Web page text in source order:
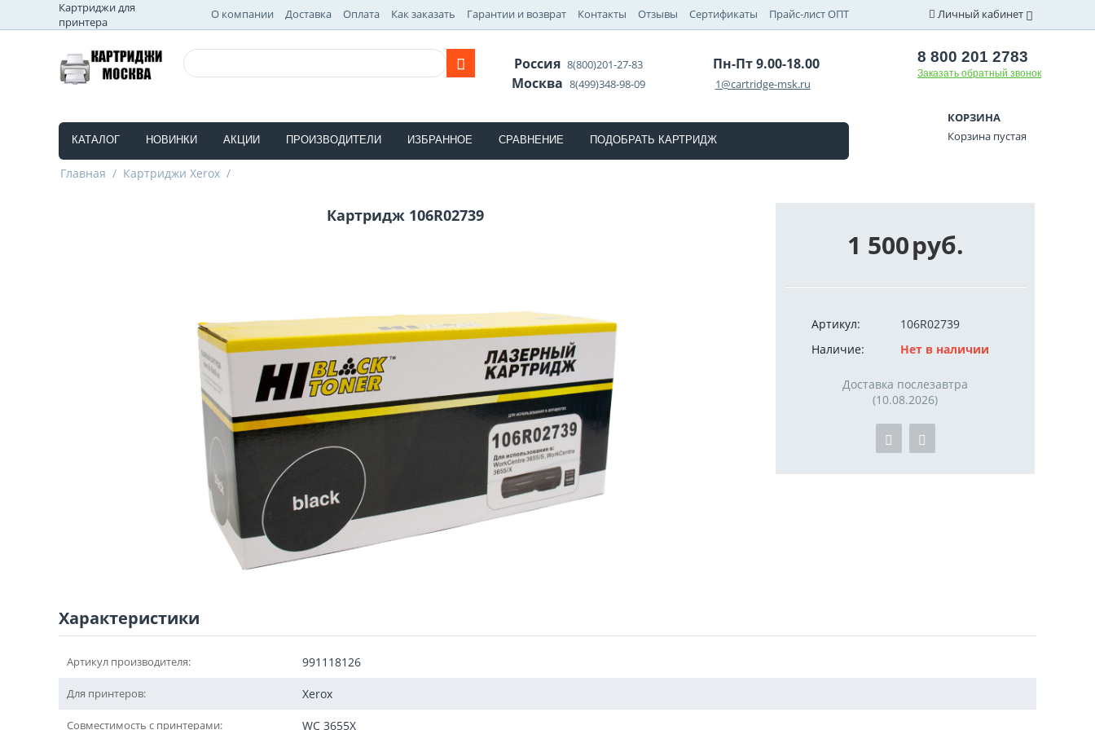
Картриджи для
принтера
О компании Доставка Оплата Как заказать Гарантии и возврат Контакты Отзывы Сертификаты Прайс-лист ОПТ Личный кабинет
Россия8(800)201-27-83
Москва8(499)348-98-09
Пн-Пт 9.00-18.00
1@cartridge-msk.ru
8 800 201 2783
Заказать обратный звонок
КАТАЛОГ НОВИНКИ АКЦИИ ПРОИЗВОДИТЕЛИ ИЗБРАННОЕ СРАВНЕНИЕ ПОДОБРАТЬ КАРТРИДЖ
КОРЗИНА
Корзина пустая
Главная / Картриджи Xerox /
Картридж 106R02739
1 500руб.
Артикул:
106R02739
Наличие:
Нет в наличии
Доставка послезавтра
(10.08.2026)
Характеристики
Артикул производителя: 991118126
Для принтеров: Xerox
Совместимость с принтерами: WC 3655X